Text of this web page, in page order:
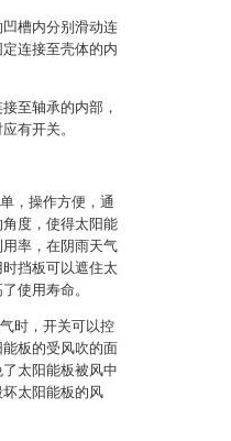
槽内分别滑动连
连接至壳体的内
至轴承的内部，
有开关。
，操作方便，通
度，使得太阳能
率，在阴雨天气
挡板可以遮住太
使用寿命。
时，开关可以控
板的受风吹的面
太阳能板被风中
太阳能板的风